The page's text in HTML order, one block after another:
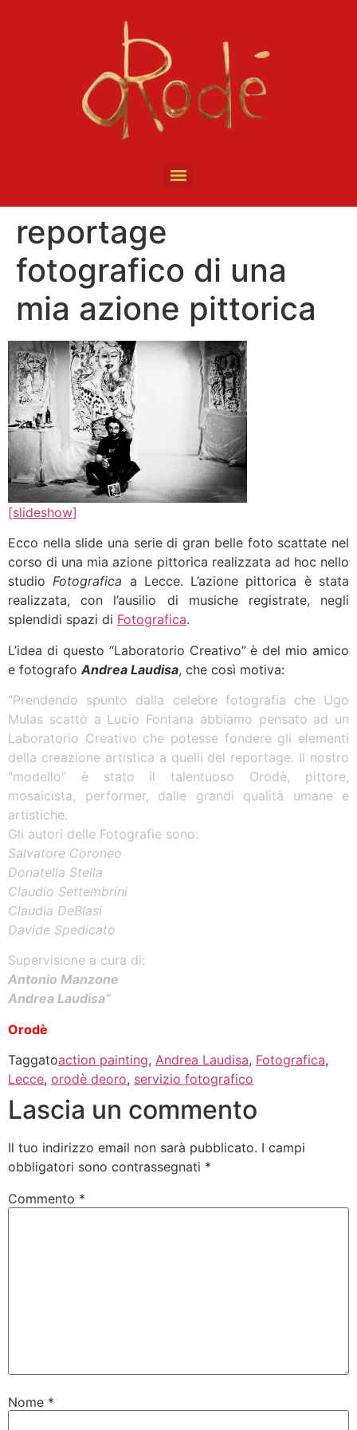
reportage
fotografico di una
mia azione pittorica
[slideshow]
Ecco nella slide una serie di gran belle foto scattate nel
corso di una mia azione pittorica realizzata ad hoc nello
studio Fotografica a Lecce. L’azione pittorica è stata
realizzata, con l’ausilio di musiche registrate, negli
splendidi spazi di Fotografica.
L’idea di questo “Laboratorio Creativo” è del mio amico
e fotografo Andrea Laudisa, che così motiva:
“Prendendo spunto dalla celebre fotografia che Ugo
Mulas scattò a Lucio Fontana abbiamo pensato ad un
Laboratorio Creativo che potesse fondere gli elementi
della creazione artistica a quelli del reportage. Il nostro
“modello” è stato il talentuoso Orodè, pittore,
mosaicista, performer, dalle grandi qualità umane e
artistiche.
Gli autori delle Fotografie sono:
Salvatore Coroneo
Donatella Stella
Claudio Settembrini
Claudia DeBlasi
Davide Spedicato
Supervisione a cura di:
Antonio Manzone
Andrea Laudisa”
Orodè
Taggatoaction painting, Andrea Laudisa, Fotografica,
Lecce, orodè deoro, servizio fotografico
Lascia un commento
Il tuo indirizzo email non sarà pubblicato. I campi
obbligatori sono contrassegnati *
Commento *
Nome *